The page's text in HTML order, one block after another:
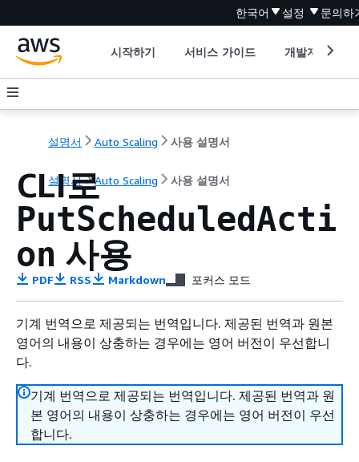
한국어 설정 문의하
시작하기 서비스 가이드 개발자 도구
설명서 Auto Scaling 사용 설명서
설명서 Auto Scaling 사용 설명서
CLI로
PutScheduledActi
on 사용
PDF RSS Markdown 포커스 모드
기계 번역으로 제공되는 번역입니다. 제공된 번역과 원본
영어의 내용이 상충하는 경우에는 영어 버전이 우선합니
다.
기계 번역으로 제공되는 번역입니다. 제공된 번역과 원
본 영어의 내용이 상충하는 경우에는 영어 버전이 우선
합니다.